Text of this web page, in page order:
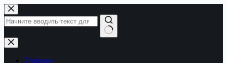
Перейти
к
сути
Ничего
не
найденоГлавная